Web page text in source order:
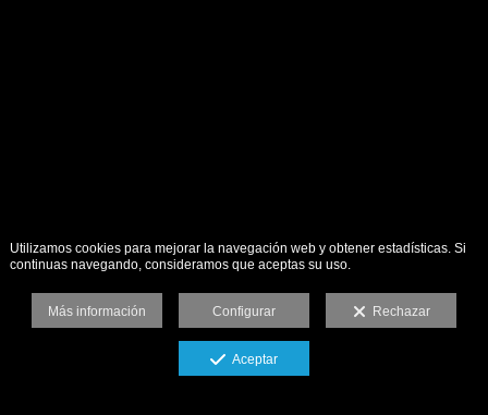
Utilizamos cookies para mejorar la navegación web y obtener estadísticas. Si
continuas navegando, consideramos que aceptas su uso.
Más información Configurar Rechazar
Aceptar